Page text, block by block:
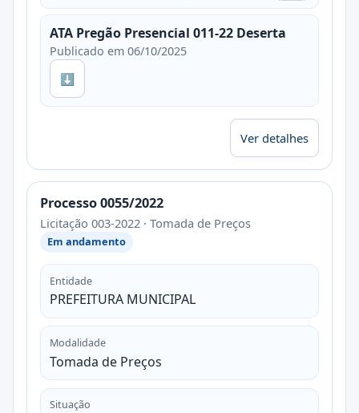
ATA Pregão Presencial 011-22 Deserta
Publicado em 06/10/2025
⬇
Ver detalhes
Processo 0055/2022
Licitação 003-2022 · Tomada de Preços
Em andamento
Entidade
PREFEITURA MUNICIPAL
Modalidade
Tomada de Preços
Situação